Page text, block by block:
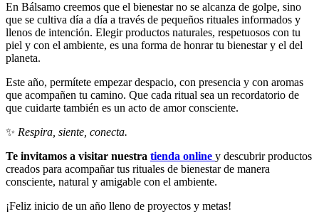
En Bálsamo creemos que el bienestar no se alcanza de golpe, sino
que se cultiva día a día a través de pequeños rituales informados y
llenos de intención. Elegir productos naturales, respetuosos con tu
piel y con el ambiente, es una forma de honrar tu bienestar y el del
planeta.
Este año, permítete empezar despacio, con presencia y con aromas
que acompañen tu camino. Que cada ritual sea un recordatorio de
que cuidarte también es un acto de amor consciente.
✨ Respira, siente, conecta.
Te invitamos a visitar nuestra tienda online y descubrir productos
creados para acompañar tus rituales de bienestar de manera
consciente, natural y amigable con el ambiente.
¡Feliz inicio de un año lleno de proyectos y metas!